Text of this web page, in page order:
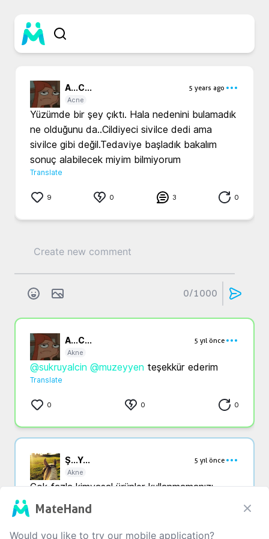
A...C...
5 years ago
Acne
Yüzümde bir şey çıktı. Hala nedenini bulamadık
ne olduğunu da..Cildiyeci sivilce dedi ama
sivilce gibi değil.Tedaviye başladık bakalım
sonuç alabilecek miyim bilmiyorum
Translate
9 0 3 0
0/1000
A...C...
5 yıl önce
Akne
@sukruyalcin @muzeyyen teşekkür ederim
Translate
0 0 0
Ş...Y...
5 yıl önce
Akne
Çok fazla kimyasal ürünler kullanmamanızı
öneririm . Fazla uğraştıkça iz bırakabiliyor
Translate
MateHand
Would you like to try our mobile application?